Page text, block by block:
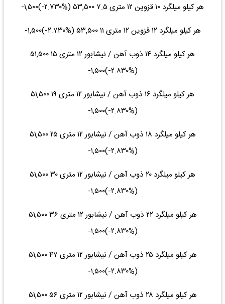
هر کیلو میلگرد ۱۰ قزوین ۱۲ متری ۷.۵ ۵۳,۵۰۰ (‎-۲.۷۳۰%‌)‎-۱,۵۰۰‌
هر کیلو میلگرد ۱۲ قزوین ۱۲ متری ۱۱ ۵۳,۵۰۰ (‎-۲.۷۳۰%‌)‎-۱,۵۰۰‌
هر کیلو میلگرد ۱۴ ذوب آهن / نیشابور ۱۲ متری ۱۵ ۵۱,۵۰۰
(‎-۲.۸۳۰%‌)‎-۱,۵۰۰‌
هر کیلو میلگرد ۱۶ ذوب آهن / نیشابور ۱۲ متری ۱۹ ۵۱,۵۰۰
(‎-۲.۸۳۰%‌)‎-۱,۵۰۰‌
هر کیلو میلگرد ۱۸ ذوب آهن / نیشابور ۱۲ متری ۲۵ ۵۱,۵۰۰
(‎-۲.۸۳۰%‌)‎-۱,۵۰۰‌
هر کیلو میلگرد ۲۰ ذوب آهن / نیشابور ۱۲ متری ۳۰ ۵۱,۵۰۰
(‎-۲.۸۳۰%‌)‎-۱,۵۰۰‌
هر کیلو میلگرد ۲۲ ذوب آهن / نیشابور ۱۲ متری ۳۶ ۵۱,۵۰۰
(‎-۲.۸۳۰%‌)‎-۱,۵۰۰‌
هر کیلو میلگرد ۲۵ ذوب آهن / نیشابور ۱۲ متری ۴۷ ۵۱,۵۰۰
(‎-۲.۸۳۰%‌)‎-۱,۵۰۰‌
هر کیلو میلگرد ۲۸ ذوب آهن / نیشابور ۱۲ متری ۵۶ ۵۱,۵۰۰